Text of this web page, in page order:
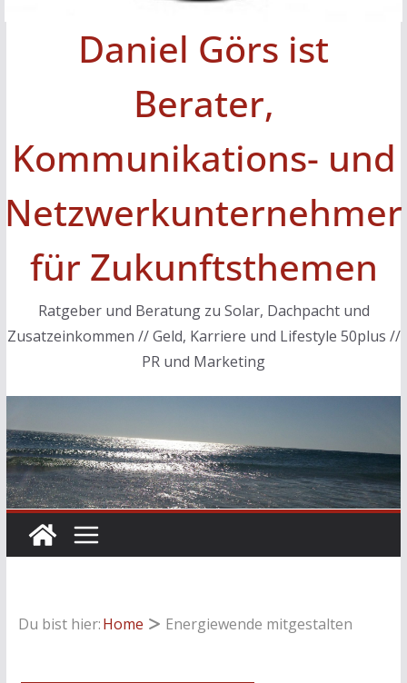
Daniel Görs ist
Berater,
Kommunikations- und
Netzwerkunternehmer
für Zukunftsthemen
Ratgeber und Beratung zu Solar, Dachpacht und
Zusatzeinkommen // Geld, Karriere und Lifestyle 50plus //
PR und Marketing
Du bist hier:Home Energiewende mitgestalten